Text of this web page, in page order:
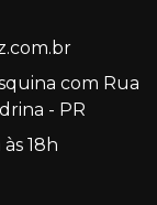
com Rua
- PR
18h